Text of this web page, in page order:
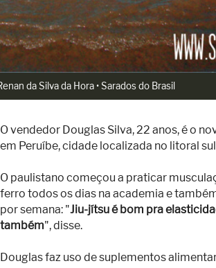
da Silva da Hora • Sarados do Brasil
O vendedor Douglas Silva, 22 anos, é o
em Peruíbe, cidade localizada no litoral
O paulistano começou a praticar
ferro todos os dias na academia e
por semana: "Jiu-jítsu é bom pra
também", disse.
Douglas faz uso de suplementos